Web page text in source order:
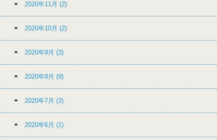
2020年11月 (2)
2020年10月 (2)
2020年9月 (3)
2020年8月 (9)
2020年7月 (3)
2020年6月 (1)